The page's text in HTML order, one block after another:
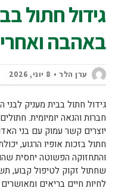
גידול חתול
באהבה
ערן הלר 8 יוני, 2026
גידול חתול בבית מעניק
חברות והנאה יומיומית.
יוצרים קשר עמוק עם בני
חתול בזכות אופיו הרגוע,
והתחזוקה הפשוטה יחסית
שחתול זקוק לטיפול קבוע,
לחיות חיים בריאים